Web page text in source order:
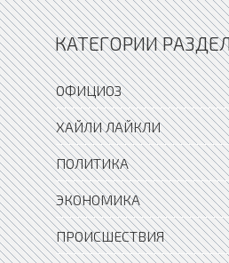
КАТЕГОРИИ
ОФИЦИОЗ
ХАЙЛИ ЛАЙКЛИ
ПОЛИТИКА
ЭКОНОМИКА
ПРОИСШЕСТВИЯ